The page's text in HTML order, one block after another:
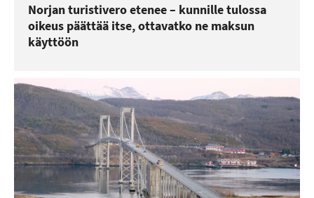
Norjan turistivero etenee – kunnille tulossa
oikeus päättää itse, ottavatko ne maksun
käyttöön